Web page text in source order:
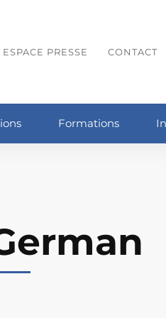
ESPACE PRESSE CONTACT
Formations